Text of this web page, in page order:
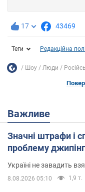
17 43469
Теги Редакційна
Шоу Люди
Важливе
Значні штрафи і
проблему
Україні не завадить
8.08.2026 05:10 1,9 т.